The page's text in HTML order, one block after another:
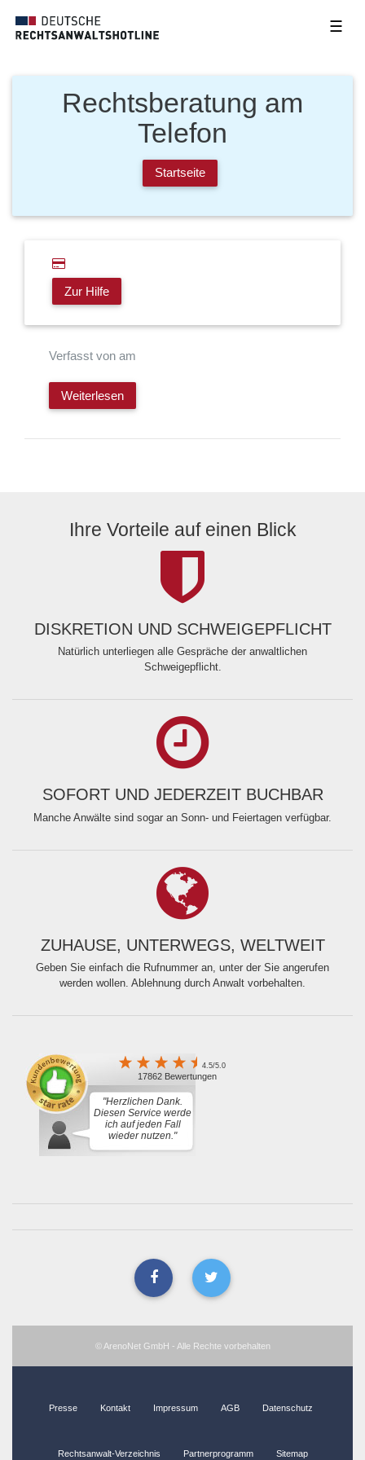
☰
Rechtsberatung am
Telefon
Startseite
Zur Hilfe
Verfasst von am
Weiterlesen
Ihre Vorteile auf einen Blick
DISKRETION UND SCHWEIGEPFLICHT
Natürlich unterliegen alle Gespräche der anwaltlichen
Schweigepflicht.
SOFORT UND JEDERZEIT BUCHBAR
Manche Anwälte sind sogar an Sonn- und Feiertagen verfügbar.
ZUHAUSE, UNTERWEGS, WELTWEIT
Geben Sie einfach die Rufnummer an, unter der Sie angerufen
werden wollen. Ablehnung durch Anwalt vorbehalten.
4.5/5.0
17862 Bewertungen
"Herzlichen Dank.
Diesen Service werde
ich auf jeden Fall
wieder nutzen."
© ArenoNet GmbH - Alle Rechte vorbehalten
Presse Kontakt Impressum AGB Datenschutz
Rechtsanwalt-Verzeichnis Partnerprogramm Sitemap